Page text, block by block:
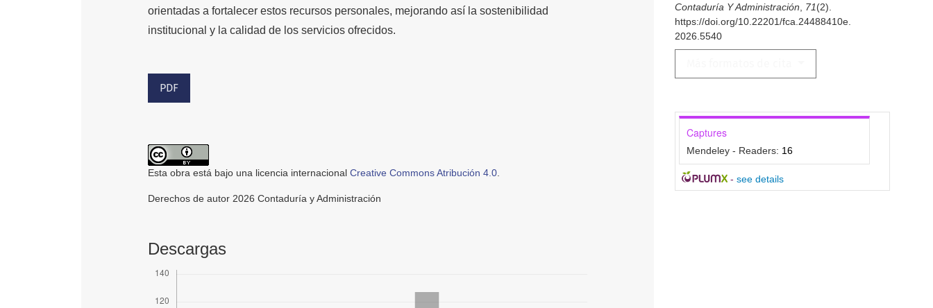
Contaduría Y Administración
71(2).
https://doi.org/10.22201/fca.24488410e.
2026.5540
Captures
Mendeley - Readers: 16
- see details
orientadas a fortalecer estos recursos personales, mejorando así la sostenibilidad
institucional y la calidad de los servicios ofrecidos.
PDF
Esta obra está bajo una licencia internacional Creative Commons Atribución 4.0
Derechos de autor 2026 Contaduría y Administración
Descargas